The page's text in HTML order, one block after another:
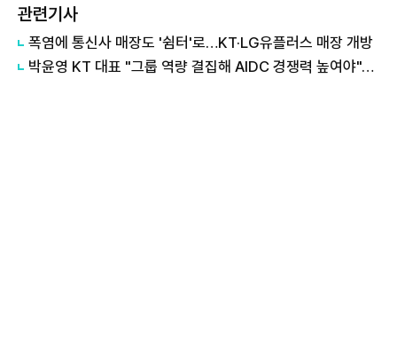
관련기사
폭염에 통신사 매장도 '쉼터'로…KT·LG유플러스 매장 개방
박윤영 KT 대표 "그룹 역량 결집해 AIDC 경쟁력 높여야"…목동 KT클라우드 방문